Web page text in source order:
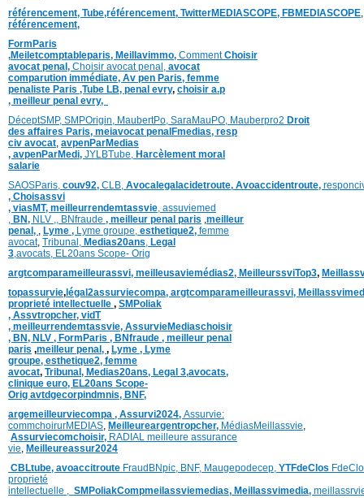
référencement, Tube,référencement, TwitterMEDIASCOPE, FBMEDIASCOPE
référencement,
FormParis
,Meiletcomptableparis, Meillavimmo, CommentChoisir
avocat penal, Choisir avocat penal, avocat
comparution immédiate, Av pen Paris, femme
penaliste Paris ,Tube LB, penal evry, choisir a.p
, meilleur penal evry,
DéceptSMP, SMPOrigin, MaubertPo, SaraMauPO, Mauberpro2 Droit
des affaires Paris, meiavocat penalFmedias, resp
civ avocat, avpenParMedias
, avpenParMedi, JYLBTube, Harcèlement moral
salarie
SAOSParis, couv92, CLB, Avocalegalacidetroute, Avoaccidentroute,
, Choisassvi
, viasMT, meilleurrendemtassvie, assuviemed
, BN, NLV ,, BNfraude , meilleur penal paris ,meilleur
penal, , Lyme , Lyme groupe, esthetique2, femme
avocat, Tribunal, Medias20ans, Legal
3,avocats, EL20ans Scope- Orig
argtcomparameilleurassvi, meilleusaviemédias2, MeilleurssviTop3,
topassurvie, légal2assurviecompa, argtcomparameilleurassvi,
proprieté intellectuelle , SMPoliak
, Assvtropcher, vidT
, meilleurrendemtassvie, AssurvieMediaschoisir
, BN, NLV , FormParis , BNfraude , meilleur penal
paris ,meilleur penal, , Lyme , Lyme
groupe, esthetique2, femme
avocat, Tribunal, Medias20ans, Legal 3,avocats,
clinique euro, EL20ans Scope-
Orig avtdgecorpindmnis, BNF,
argemeilleurviecompa , Assurvi2024, Assurvie:
commchoirurMEDIAS, Meilleureargentropcher, MédiasMeillassvie,
Assurviecomchoisir, RADIAL meilleure assurance
vie, Meilleureassur2024
CBLtube, avoaccitroute FraudBNpic, BNF, Maugepodecep, YTFdeClos
proprieté
intellectuelle , SMPoliakCompmeilassviemedias, Meillassvimedia,